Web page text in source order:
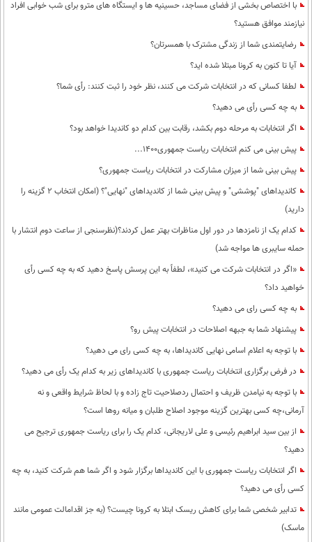
با اختصاص بخشی از فضای مساجد، حسینیه ها و ایستگاه های مترو برای شب خوابی افراد
نیازمند موافق هستید؟
رضایتمندی شما از زندگی مشترک با همسرتان؟
آیا تا کنون به کرونا مبتلا شده اید؟
لطفا کسانی که در انتخابات شرکت می کنند، نظر خود را ثبت کنند: رأی شما؟
به چه کسی رأی می دهید؟
اگر انتخابات به مرحله دوم بکشد، رقابت بین کدام دو کاندیدا خواهد بود؟
پیش بینی می کنم انتخابات ریاست جمهوری1400...
پیش بینی شما از میزان مشارکت در انتخابات ریاست جمهوری؟
کاندیداهای "پوششی" و پیش بینی شما از کاندیداهای "نهایی"؟ (امکان انتخاب 2 گزینه را
دارید)
کدام یک از نامزدها در دور اول مناظرات بهتر عمل کردند؟(نظرسنجی از ساعت دوم انتشار با
حمله سایبری ها مواجه شد)
«اگر در انتخابات شرکت می کنید»، لطفاً به این پرسش پاسخ دهید که به چه کسی رأی
خواهید داد؟
به چه کسی رای می دهید؟
پیشنهاد شما به جبهه اصلاحات در انتخابات پیش رو؟
با توجه به اعلام اسامی نهایی کاندیداها، به چه کسی رای می دهید؟
در فرض برگزاری انتخابات ریاست جمهوری با کاندیداهای زیر به کدام یک رأی می دهید؟
با توجه به نیامدن ظریف و احتمال ردصلاحیت تاج زاده و با لحاظ شرایط واقعی و نه
آرمانی،چه کسی بهترین گزینه موجود اصلاح طلبان و میانه روها است؟
از بین سید ابراهیم رئیسی و علی لاریجانی، کدام یک را برای ریاست جمهوری ترجیح می
دهید؟
اگر انتخابات ریاست جمهوری با این کاندیداها برگزار شود و اگر شما هم شرکت کنید، به چه
کسی رأی می دهید؟
تدابیر شخصی شما برای کاهش ریسک ابتلا به کرونا چیست؟ (به جز اقدامالت عمومی مانند
ماسک)